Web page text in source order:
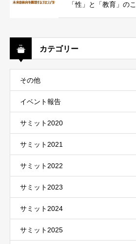
「性」と「教育」の
カテゴリー
その他
イベント報告
サミット2020
サミット2021
サミット2022
サミット2023
サミット2024
サミット2025